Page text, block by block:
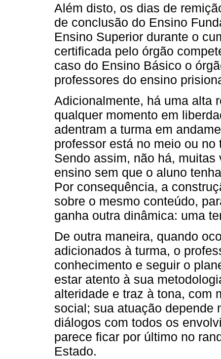
Além disto, os dias de
de conclusão do Ensino
Ensino Superior durante o
certificada pelo órgão
caso do Ensino Básico o
professores do ensino
Adicionalmente, há uma alta
qualquer momento em
adentram a turma em
professor está no meio ou
Sendo assim, não há,
ensino sem que o aluno
Por consequência, a
sobre o mesmo conteúdo,
ganha outra dinâmica: uma
De outra maneira, quando
adicionados à turma, o
conhecimento e seguir o
estar atento à sua
alteridade e traz à tona, com
social; sua atuação depende
diálogos com todos os
parece ficar por último no
Estado.